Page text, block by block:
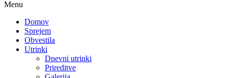
Menu
Domov
Sprejem
Obvestila
Utrinki
Dnevni utrinki
Prireditve